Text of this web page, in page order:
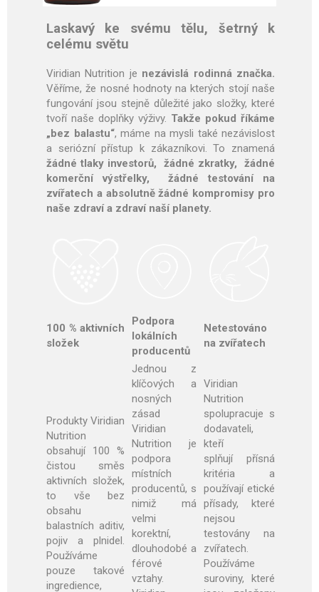
Laskavý ke svému tělu, šetrný k
celému světu
Viridian Nutrition je nezávislá rodinná značka.
Věříme, že nosné hodnoty na kterých stojí naše
fungování jsou stejně důležité jako složky, které
tvoří naše doplňky výživy. Takže pokud říkáme
„bez balastu“, máme na mysli také nezávislost
a seriózní přístup k zákazníkovi. To znamená
žádné tlaky investorů, žádné zkratky, žádné
komerční výstřelky, žádné testování na
zvířatech a absolutně žádné kompromisy pro
naše zdraví a zdraví naší planety.
100 % aktivních
složek
Podpora
lokálních
producentů
Netestováno
na zvířatech
Produkty Viridian
Nutrition
obsahují 100 %
čistou směs
aktivních složek,
to vše bez
obsahu
balastních aditiv,
pojiv a plnidel.
Používáme
pouze takové
ingredience,
Jednou z
klíčových a
nosných
zásad
Viridian
Nutrition je
podpora
místních
producentů, s
nimiž má
velmi
korektní,
dlouhodobé a
férové
vztahy.
Viridian
Nutrition
spolupracuje s
dodavateli,
kteří
splňují přísná
kritéria a
používají etické
přísady, které
nejsou
testovány na
zvířatech.
Používáme
suroviny, které